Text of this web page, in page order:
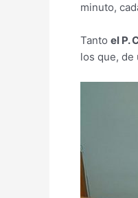
minuto,
Tanto el P.
los que, de